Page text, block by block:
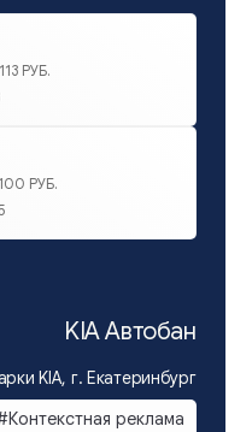
РУБ.
РУБ.
KIA Автобан
KIA, г. Екатеринбург
реклама